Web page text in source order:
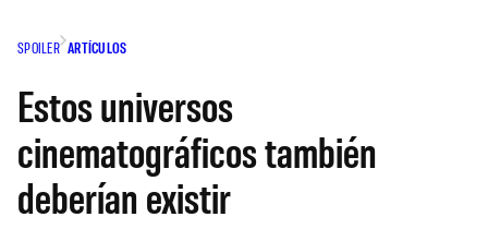
SPOILER ARTÍCULOS
Estos universos
cinematográficos también
deberían existir